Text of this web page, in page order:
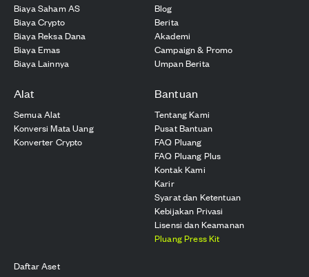
Biaya Saham AS
Biaya Crypto
Biaya Reksa Dana
Biaya Emas
Biaya Lainnya
Blog
Berita
Akademi
Campaign & Promo
Umpan Berita
Alat
Semua Alat
Konversi Mata Uang
Konverter Crypto
Bantuan
Tentang Kami
Pusat Bantuan
FAQ Pluang
FAQ Pluang Plus
Kontak Kami
Karir
Syarat dan Ketentuan
Kebijakan Privasi
Lisensi dan Keamanan
Pluang Press Kit
Daftar Aset